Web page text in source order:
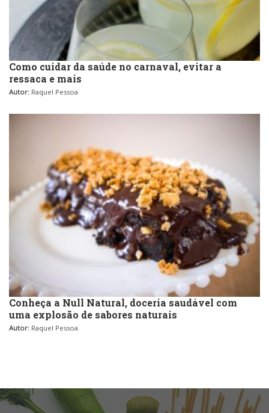
Como cuidar da saúde no carnaval, evitar a
ressaca e mais
Autor: Raquel Pessoa
Conheça a Null Natural, doceria saudável com
uma explosão de sabores naturais
Autor: Raquel Pessoa